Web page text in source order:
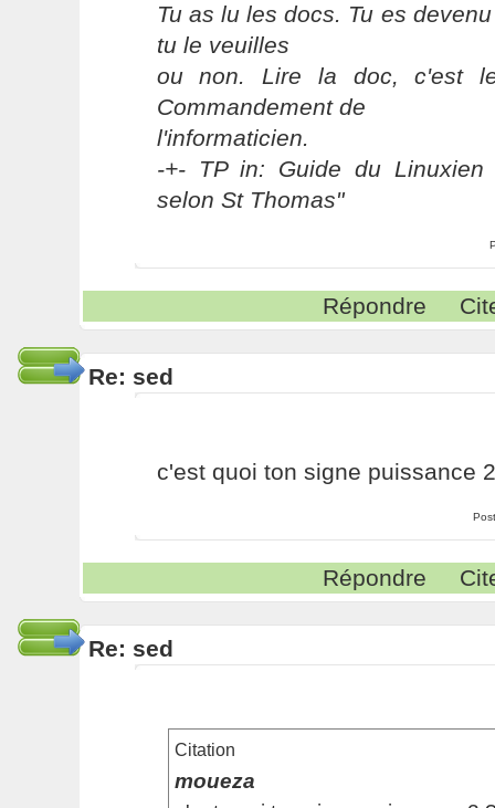
Tu as lu les docs. Tu es
tu le veuilles
ou non. Lire la doc, c'est
Commandement de
l'informaticien.
-+- TP in: Guide du Linuxien
selon St Thomas"
Répondre
Re: sed
c'est quoi ton signe puissance
Répondre
Re: sed
Citation
moueza